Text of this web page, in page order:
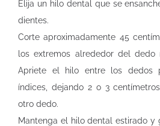
Elija un hilo dental que se
dientes.
Corte aproximadamente 45
los extremos alrededor del
Apriete el hilo entre los dedos
índices, dejando 2 o 3
otro dedo.
Mantenga el hilo dental estirado y